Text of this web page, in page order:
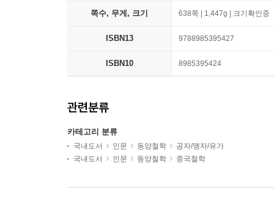
쪽수, 무게, 크기 638쪽 | 1,447g | 크기확인중
ISBN13 9788985395427
ISBN10 8985395424
관련분류
카테고리 분류
국내도서 인문 동양철학
공자/맹자/유가
국내도서
인문 동양철학 중국철학